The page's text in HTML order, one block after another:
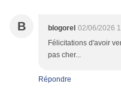
B blogorel 02/06/2026
Félicitations d'avoir
pas cher...
Répondre